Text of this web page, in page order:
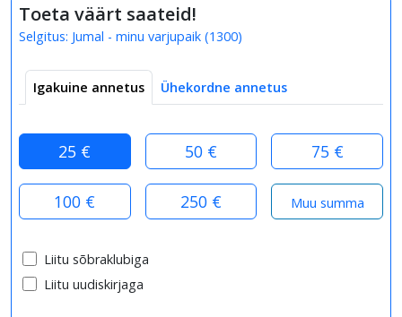
Toeta väärt saateid!
Selgitus: Jumal - minu varjupaik (1300)
Igakuine annetus Ühekordne annetus
25 € 50 € 75 €
100 € 250 €
Liitu sõbraklubiga
Liitu uudiskirjaga